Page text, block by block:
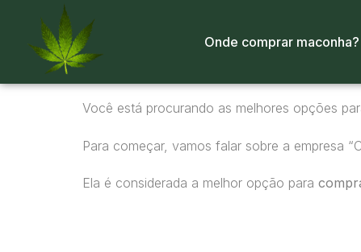
Onde comprar maconha?
Você está procurando as melhores opções
Para começar, vamos falar sobre a empresa
Ela é considerada a melhor opção para